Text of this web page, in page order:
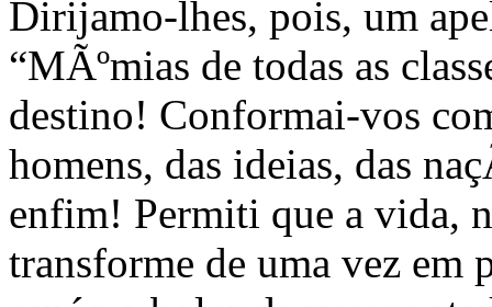
Dirijamo-lhes, pois, um
“MÃºmias de todas as
destino! Conformai-vos
homens, das ideias, das
enfim! Permiti que a vida,
transforme de uma vez em